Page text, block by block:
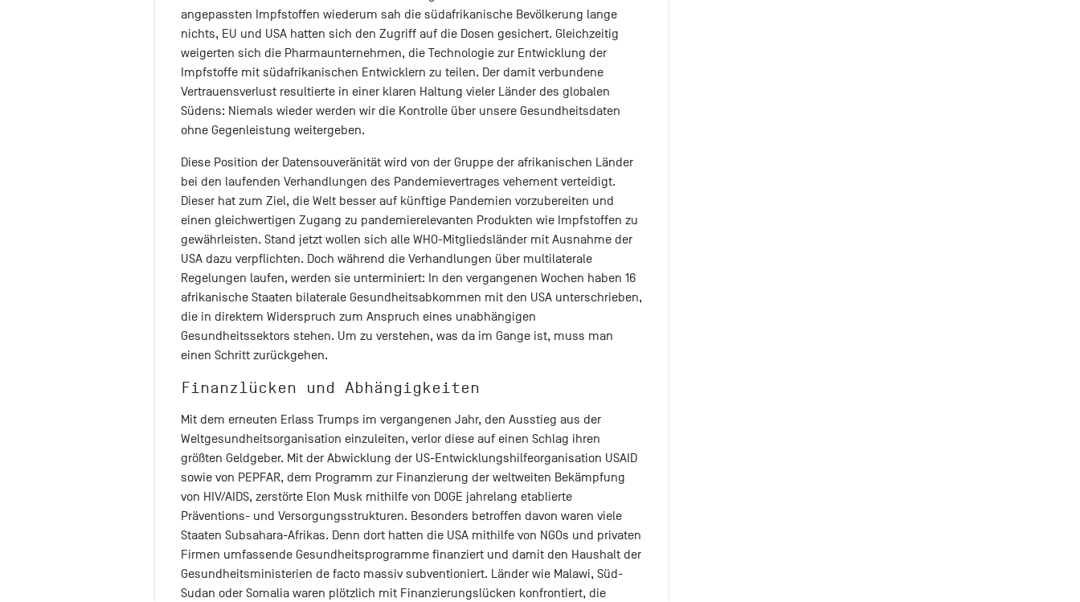
angepassten Impfstoffen wiederum sah die südafrikanische Bevölkerung lange
nichts, EU und USA hatten sich den Zugriff auf die Dosen gesichert. Gleichzeitig
weigerten sich die Pharmaunternehmen, die Technologie zur Entwicklung der
Impfstoffe mit südafrikanischen Entwicklern zu teilen. Der damit verbundene
Vertrauensverlust resultierte in einer klaren Haltung vieler Länder des globalen
Südens: Niemals wieder werden wir die Kontrolle über unsere Gesundheitsdaten
ohne Gegenleistung weitergeben.
Diese Position der Datensouveränität wird von der Gruppe der afrikanischen Länder
bei den laufenden Verhandlungen des Pandemievertrages vehement verteidigt.
Dieser hat zum Ziel, die Welt besser auf künftige Pandemien vorzubereiten und
einen gleichwertigen Zugang zu pandemierelevanten Produkten wie Impfstoffen zu
gewährleisten. Stand jetzt wollen sich alle WHO-Mitgliedsländer mit Ausnahme der
USA dazu verpflichten. Doch während die Verhandlungen über multilaterale
Regelungen laufen, werden sie unterminiert: In den vergangenen Wochen haben 16
afrikanische Staaten bilaterale Gesundheitsabkommen mit den USA unterschrieben,
die in direktem Widerspruch zum Anspruch eines unabhängigen
Gesundheitssektors stehen. Um zu verstehen, was da im Gange ist, muss man
einen Schritt zurückgehen.
Finanzlücken und Abhängigkeiten
Mit dem erneuten Erlass Trumps im vergangenen Jahr, den Ausstieg aus der
Weltgesundheitsorganisation einzuleiten, verlor diese auf einen Schlag ihren
größten Geldgeber. Mit der Abwicklung der US-Entwicklungshilfeorganisation USAID
sowie von PEPFAR, dem Programm zur Finanzierung der weltweiten Bekämpfung
von HIV/AIDS, zerstörte Elon Musk mithilfe von DOGE jahrelang etablierte
Präventions- und Versorgungsstrukturen. Besonders betroffen davon waren viele
Staaten Subsahara-Afrikas. Denn dort hatten die USA mithilfe von NGOs und privaten
Firmen umfassende Gesundheitsprogramme finanziert und damit den Haushalt der
Gesundheitsministerien de facto massiv subventioniert. Länder wie Malawi, Süd-
Sudan oder Somalia waren plötzlich mit Finanzierungslücken konfrontiert, die